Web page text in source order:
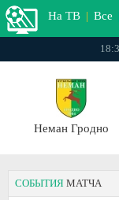
На ТВ | Все
Неман Гродно
СОБЫТИЯ МАТЧА